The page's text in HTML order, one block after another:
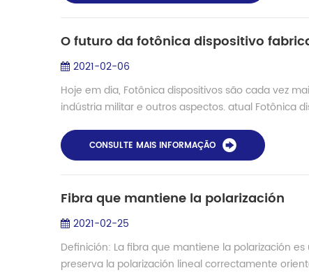
O futuro da fotônica dispositivo
2021-02-06
Hoje em dia, Fotônica dispositivos são cada vez
indústria militar e outros aspectos. atual Fotônica
CONSULTE MAIS INFORMAÇÃO
Fibra que mantiene la polarización
2021-02-25
Definición: La fibra que mantiene la polarización
preserva la polarización lineal correctamente